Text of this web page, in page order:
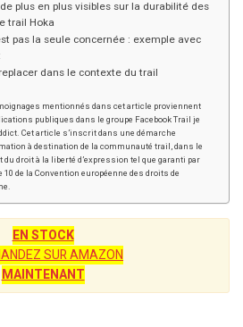
plus en plus visibles sur la durabilité des
trail Hoka
pas la seule concernée : exemple avec
dans le contexte du trail
mentionnés dans cet article proviennent
publiques dans le groupe Facebook Trail je
Cet article s’inscrit dans une démarche
à destination de la communauté trail, dans le
du droit à la liberté d’expression tel que garanti par
10 de la Convention européenne des droits de
EN STOCK
SUR AMAZON
MAINTENANT